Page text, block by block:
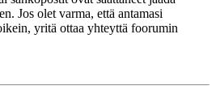
Jos olet varma, että antamasi
yritä ottaa yhteyttä foorumin